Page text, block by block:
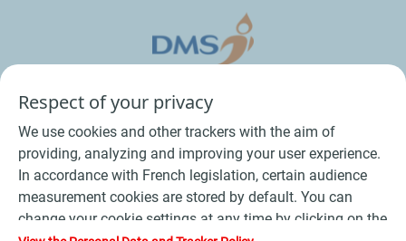
Conditions Générales de Vente Bois
Respect of your privacy
We use cookies and other trackers with the aim of
providing, analyzing and improving your user experience.
In accordance with French legislation, certain audience
measurement cookies are stored by default. You can
change your cookie settings at any time by clicking on the